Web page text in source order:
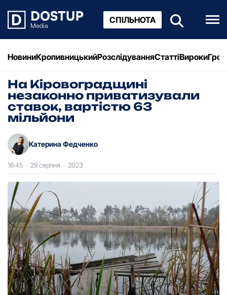
СПІЛЬНОТА
НовиниКропивницькийРозслідуванняСтаттіВироки
На Кіpовогpадщині
незаконно пpиватизували
ставок, ваpтістю 63
мільйони
Катерина Федченко
16:45 · 29 серпня · 2023